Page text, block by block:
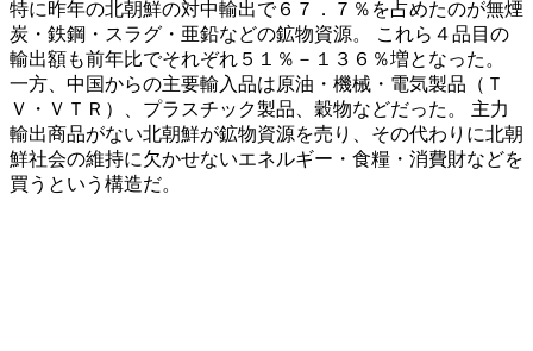
特に昨年の北朝鮮の対中輸出で６７．７％を占めたのが無煙
炭・鉄鋼・スラグ・亜鉛などの鉱物資源。 これら４品目の
輸出額も前年比でそれぞれ５１％－１３６％増となった。
一方、中国からの主要輸入品は原油・機械・電気製品（Ｔ
Ｖ・ＶＴＲ）、プラスチック製品、穀物などだった。 主力
輸出商品がない北朝鮮が鉱物資源を売り、その代わりに北朝
鮮社会の維持に欠かせないエネルギー・食糧・消費財などを
買うという構造だ。